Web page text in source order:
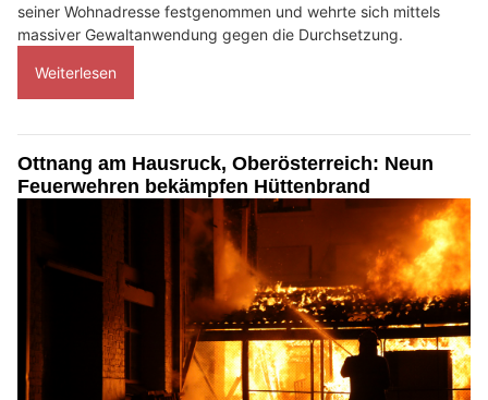
seiner Wohnadresse festgenommen und wehrte sich mittels
massiver Gewaltanwendung gegen die Durchsetzung.
Weiterlesen
Ottnang am Hausruck, Oberösterreich: Neun
Feuerwehren bekämpfen Hüttenbrand